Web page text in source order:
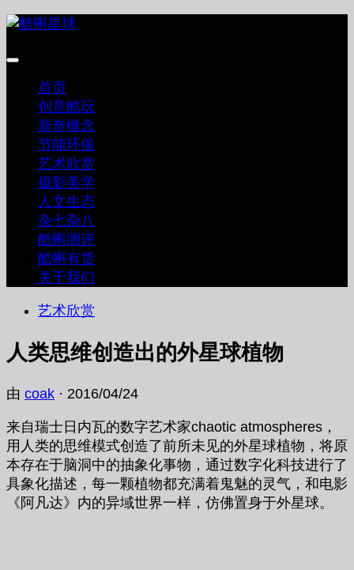
跳
内
首页
创意酷玩
新奇概念
节能环保
艺术欣赏
摄影美学
人文生态
杂七杂八
酷蝌测评
酷蝌有货
关于我们
艺术欣赏
人类思维创造出的外星球植物
由 coak · 2016/04/24
来自瑞士日内瓦的数字艺术家chaotic atmospheres，
用人类的思维模式创造了前所未见的外星球植物，将原
本存在于脑洞中的抽象化事物，通过数字化科技进行了
具象化描述，每一颗植物都充满着鬼魅的灵气，和电影
《阿凡达》内的异域世界一样，仿佛置身于外星球。